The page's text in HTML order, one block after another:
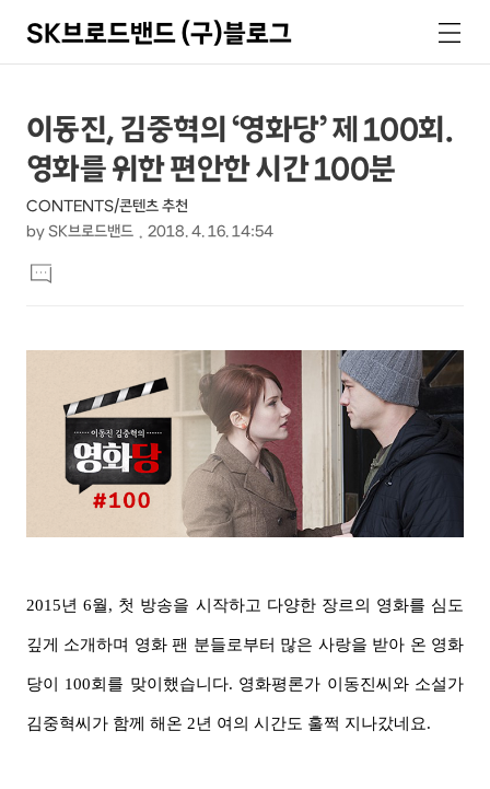
SK브로드밴드 (구)블로그
색
메
뉴
상
세
컨
텐
츠
본
문
제
목
이동진, 김중혁의 ‘영화당’ 제 100회.
영화를 위한 편안한 시간 100분
CONTENTS/콘텐츠 추천
by SK브로드밴드 2018. 4. 16. 14:54
문
댓
글
2015년 6월, 첫 방송을 시작하고 다양한 장르의 영화를 심도
깊게 소개하며 영화 팬 분들로부터 많은 사랑을 받아 온 영화
당이 100회를 맞이했습니다. 영화평론가 이동진씨와소설가
김중혁씨가 함께 해온 2년 여의 시간도 훌쩍 지나갔네요.